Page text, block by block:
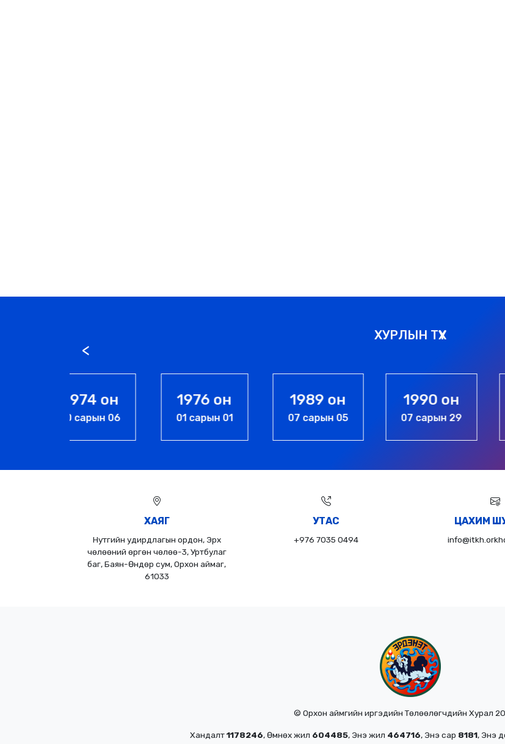
ХУРЛЫН ТҮҮХ
1976 он
01 сарын 01
1989 он
07 сарын 05
1990 он
07 сарын 29
1994 он
05 сарын 06
ХАЯГ
Нутгийн удирдлагын ордон, Эрх
чөлөөний өргөн чөлөө-3, Уртбулаг
баг, Баян-Өндөр сум, Орхон аймаг,
61033
УТАС
+976 7035 0494
ЦАХИМ
© Орхон аймгийн иргэдийн Төлөөлөгчдийн Хурал
Хандалт1178246, Өмнөх жил 604485, Энэ жил 464716, Энэ сар 8181, Энэ